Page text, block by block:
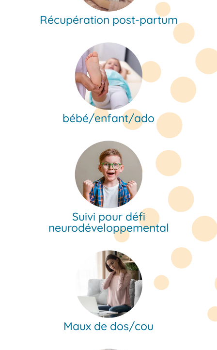
Récupération post-partum
bébé/enfant/ado
Suivi pour défi
neurodéveloppemental
Maux de dos/cou